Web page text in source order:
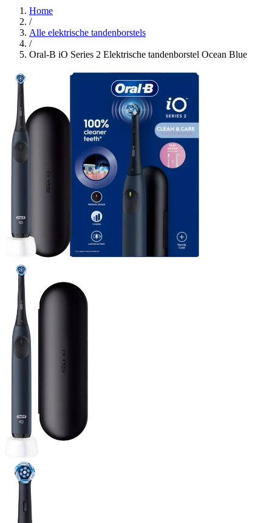
Home
/
Alle elektrische tandenborstels
/
Oral-B iO Series 2 Elektrische tandenborstel Ocean Blue